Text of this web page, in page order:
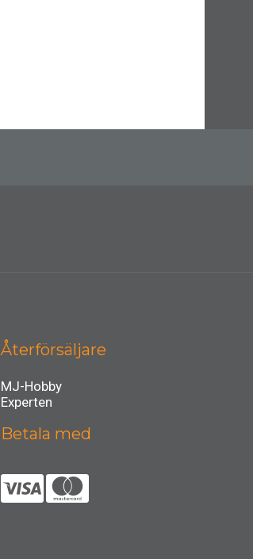
Återförsäljare
MJ-Hobby
Experten
Betala med